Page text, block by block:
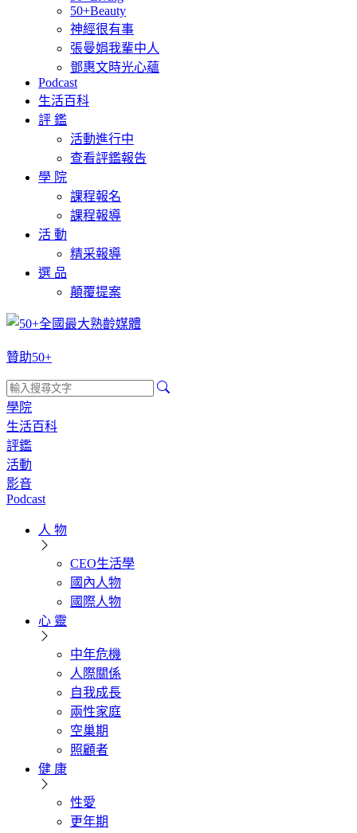
50+Beauty
神經很有事
張曼娟我輩中人
鄧惠文時光心蘊
Podcast
生活百科
評 鑑
活動進行中
查看評鑑報告
學 院
課程報名
課程報導
活 動
精采報導
選 品
顛覆提案
贊助50+
學院
生活百科
評鑑
活動
影音
Podcast
人 物
CEO生活學
國內人物
國際人物
心 靈
中年危機
人際關係
自我成長
兩性家庭
空巢期
照顧者
健 康
性愛
更年期